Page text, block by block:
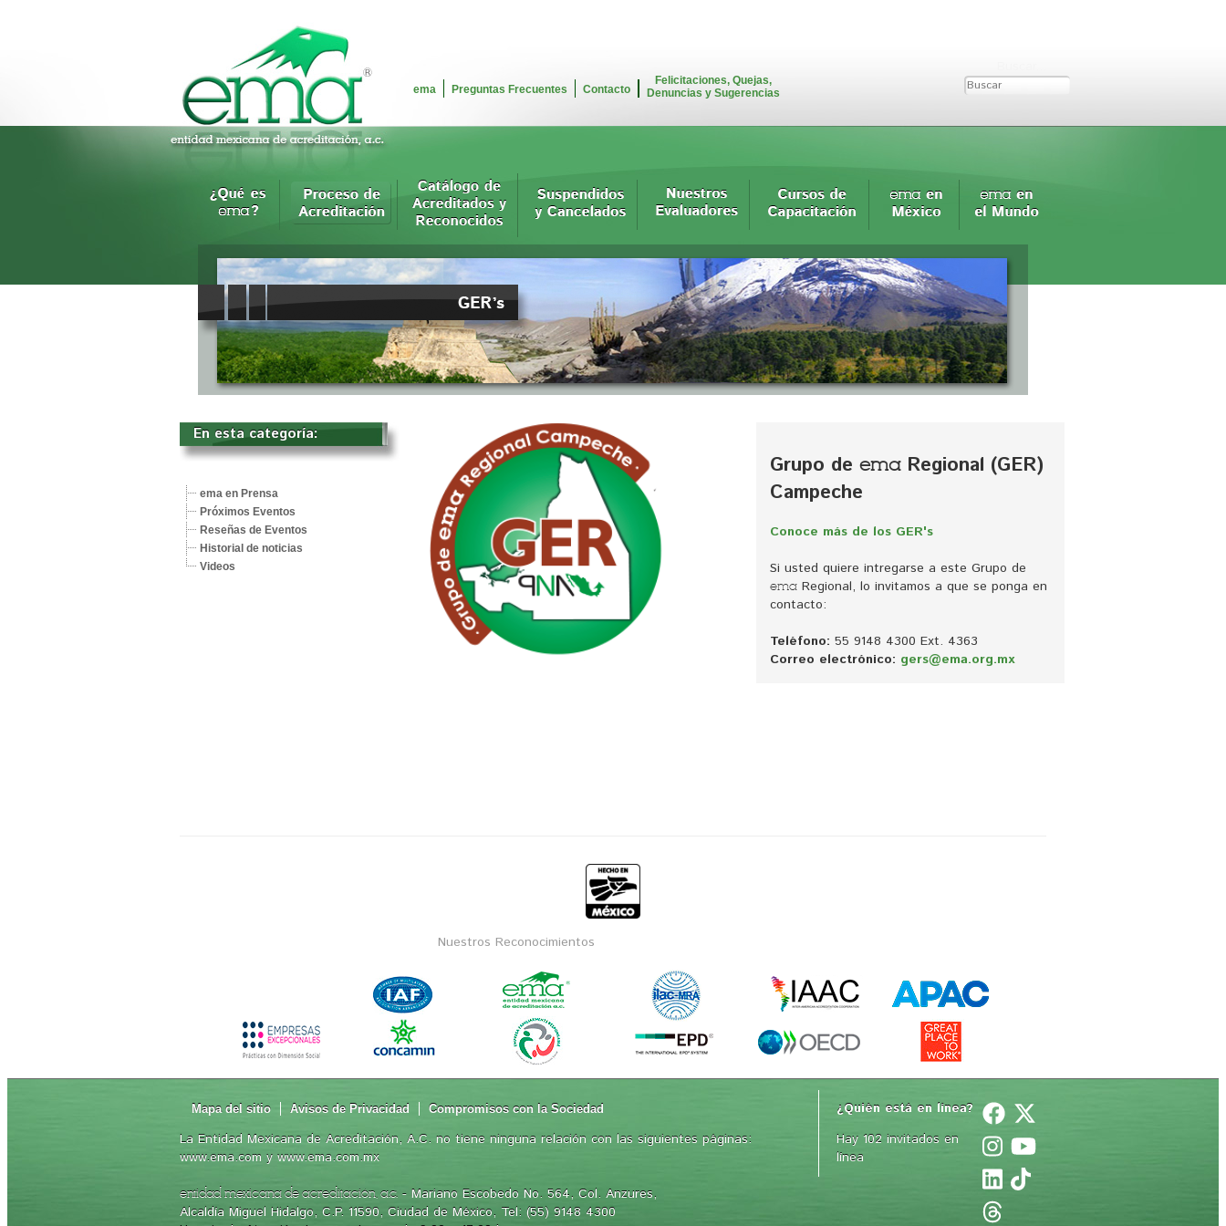
ema Preguntas Frecuentes Contacto
Felicitaciones, Quejas,
Denuncias y Sugerencias
Grupo de emaRegional (GER)
Campeche
Conoce más de los GER's
Si usted quiere intregarse a este Grupo de
ema Regional, lo invitamos a que se ponga en
contacto:
Teléfono: 55 9148 4300 Ext. 4363
Correo electrónico: gers@ema.org.mx
En esta categoría:
ema en Prensa
Próximos Eventos
Reseñas de Eventos
Historial de noticias
Videos
Nuestros Reconocimientos
Mapa del sitio Avisos de Privacidad Compromisos con la Sociedad
La Entidad Mexicana de Acreditación, A.C. no tiene ninguna relación con las siguientes páginas:
www.ema.com y www.ema.com.mx
entidad mexicana de acreditación, a.c. - Mariano Escobedo No. 564, Col. Anzures,
Alcaldía Miguel Hidalgo, C.P. 11590, Ciudad de México, Tel: (55) 9148 4300
¿Quién está en línea?
Hay 102 invitados en
línea